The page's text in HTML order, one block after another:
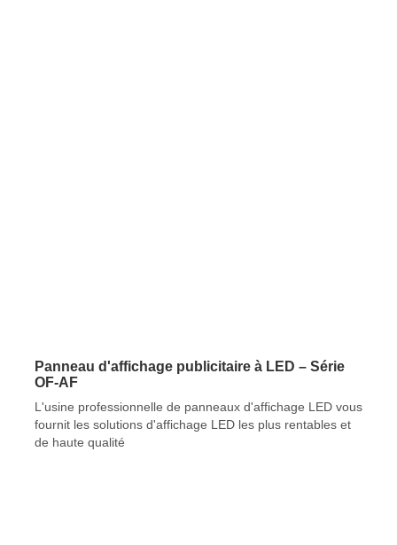
Panneau d'affichage publicitaire à LED – Série
OF-AF
L'usine professionnelle de panneaux d'affichage LED vous
fournit les solutions d'affichage LED les plus rentables et
de haute qualité